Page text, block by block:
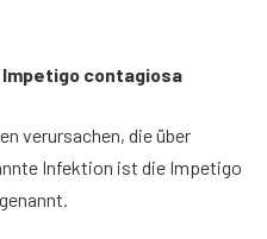
contagiosa
verursachen, die über
Infektion ist die Impetigo